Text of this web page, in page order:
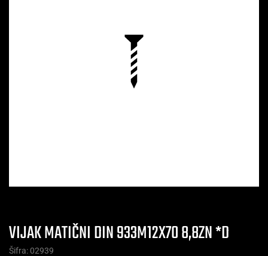
VIJAK MATIČNI DIN 933M12X70 8,8ZN *D
Šifra: 02939